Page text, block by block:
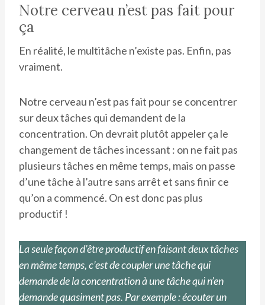
Notre cerveau n’est pas fait pour
ça
En réalité, le multitâche n’existe pas. Enfin, pas
vraiment.
Notre cerveau n’est pas fait pour se concentrer
sur deux tâches qui demandent de la
concentration. On devrait plutôt appeler ça le
changement de tâches incessant : on ne fait pas
plusieurs tâches en même temps, mais on passe
d’une tâche à l’autre sans arrêt et sans finir ce
qu’on a commencé. On est donc pas plus
productif !
La seule façon d’être productif en faisant deux tâches
en même temps, c’est de coupler une tâche qui
demande de la concentration à une tâche qui n’en
demande quasiment pas. Par exemple : écouter un